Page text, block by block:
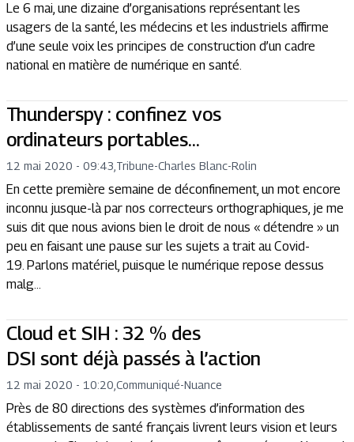
Le 6 mai, une dizaine d’organisations représentant les
usagers de la santé, les médecins et les industriels affirme
d’une seule voix les principes de construction d’un cadre
national en matière de numérique en santé.
Thunderspy : confinez vos
ordinateurs portables…
12 mai 2020 - 09:43 Tribune-Charles Blanc-Rolin
En cette première semaine de déconfinement, un mot encore
inconnu jusque-là par nos correcteurs orthographiques, je me
suis dit que nous avions bien le droit de nous « détendre » un
peu en faisant une pause sur les sujets a trait au Covid-
19. Parlons matériel, puisque le numérique repose dessus
malg...
Cloud et SIH : 32 % des
DSI sont déjà passés à l’action
12 mai 2020 - 10:20 Communiqué-Nuance
Près de 80 directions des systèmes d’information des
établissements de santé français livrent leurs vision et leurs